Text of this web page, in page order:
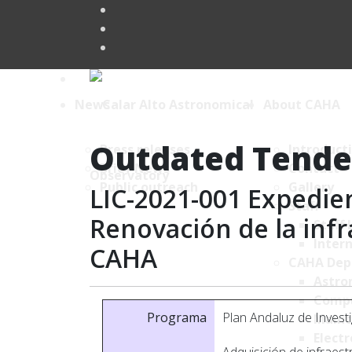
Press releases
Brief News
Public outreach
Contact
Gallery
Staff
Staff
Outdated
LIC-2021-001
Renovación de la
CAHA
Programa Plan Andaluz de